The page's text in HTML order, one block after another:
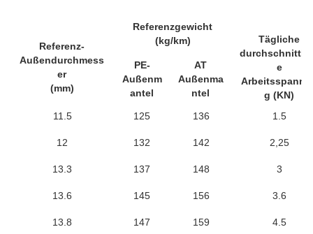
Referenz-
Außendurchmess
er
(mm)
Referenzgewicht
(kg/km)
Tägliche
e
g (KN)
PE-
Außenm
antel
AT
Außenma
ntel
11.5 125 136 1.5
12 132 142 2,25
13.3 137 148 3
13.6 145 156 3.6
13.8 147 159 4.5